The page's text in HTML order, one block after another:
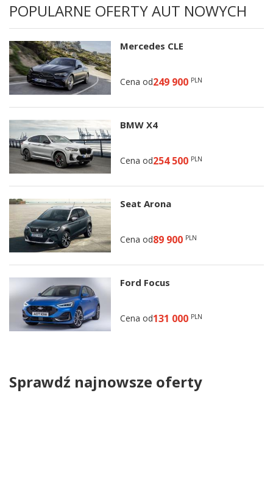
POPULARNE OFERTY AUT NOWYCH
Mercedes CLE
Cena od249 900 PLN
BMW X4
Cena od254 500 PLN
Seat Arona
Cena od89 900 PLN
Ford Focus
Cena od131 000 PLN
Sprawdź najnowsze oferty